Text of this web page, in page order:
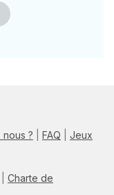
nous ? FAQ
Jeux
Charte de